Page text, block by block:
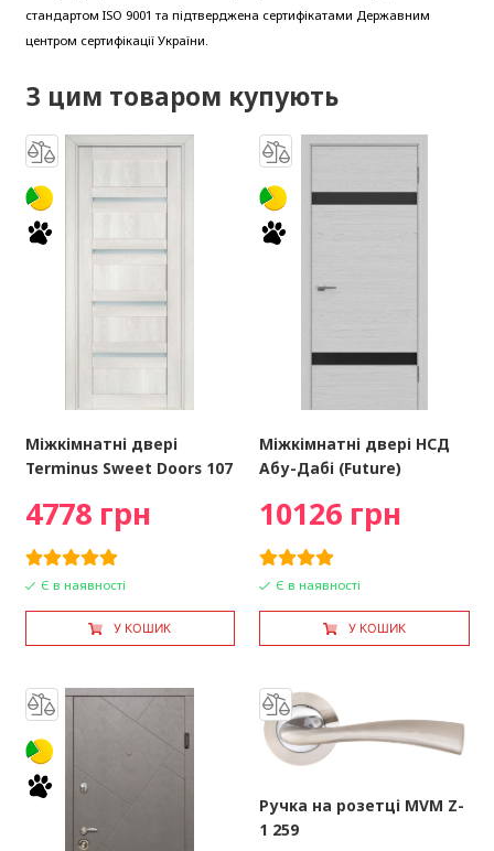
стандартом ISO 9001 та підтверджена сертифікатами Державним
центром сертифікації України.
З цим товаром купують
Міжкімнатні двері
Terminus Sweet Doors 107
4778 грн
Є в наявності
У КОШИК
Міжкімнатні двері НСД
Абу-Дабі (Future)
10126 грн
Є в наявності
У КОШИК
Ручка на розетці MVM Z-
1 259